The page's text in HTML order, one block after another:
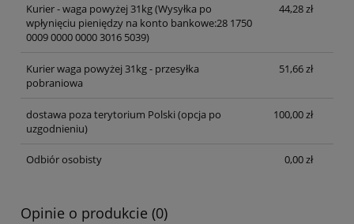
Kurier - waga powyżej 31kg(Wysyłka po
wpłynięciu pieniędzy na konto bankowe:28 1750
0009 0000 0000 3016 5039)
44,28 zł
Kurier waga powyżej 31kg - przesyłka
pobraniowa
51,66 zł
dostawa poza terytorium Polski (opcja po
uzgodnieniu)
100,00 zł
Odbiór osobisty 0,00 zł
Opinie o produkcie (0)